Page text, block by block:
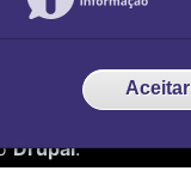
Drupal.
Aceitar